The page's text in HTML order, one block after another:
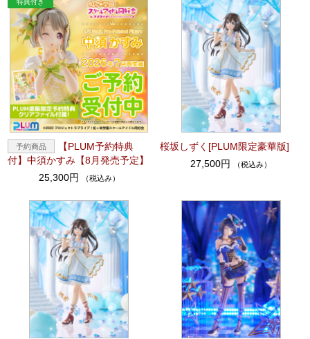
【PLUM予約特典
付】中須かすみ【8月発売予定】
25,300円
（税込み）
桜坂しずく[PLUM限定豪華版]
27,500円
（税込み）